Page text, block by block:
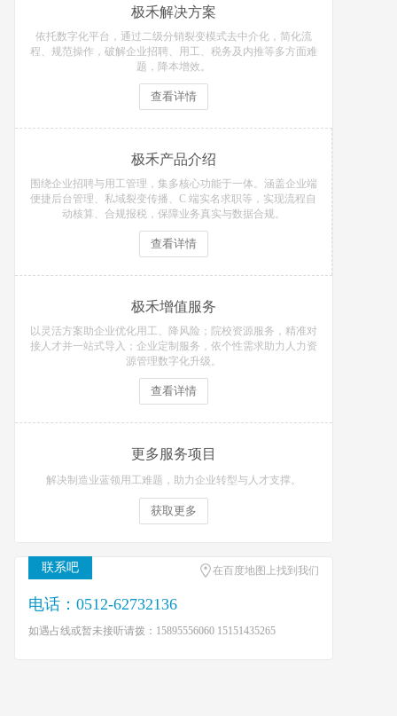
极禾解决方案
依托数字化平台，通过二级分销裂变模式去中介化，简化流
程、规范操作，破解企业招聘、用工、税务及内推等多方面难
题，降本增效。
查看详情
极禾产品介绍
围绕企业招聘与用工管理，集多核心功能于一体。涵盖企业端
便捷后台管理、私域裂变传播、C 端实名求职等，实现流程自
动核算、合规报税，保障业务真实与数据合规。
查看详情
极禾增值服务
以灵活方案助企业优化用工、降风险；院校资源服务，精准对
接人才并一站式导入；企业定制服务，依个性需求助力人力资
源管理数字化升级。
查看详情
更多服务项目
解决制造业蓝领用工难题，助力企业转型与人才支撑。
获取更多
联系吧 在百度地图上找到我们
电话：0512-62732136
如遇占线或暂未接听请拨：15895556060 15151435265